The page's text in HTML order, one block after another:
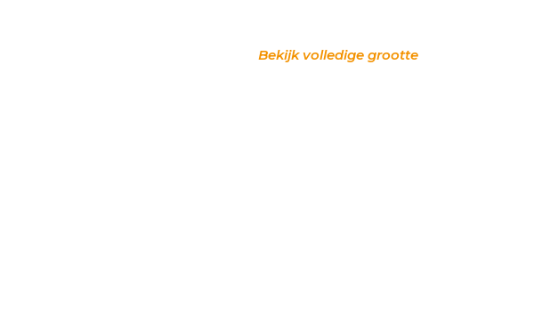
Bekijk volledige grootte